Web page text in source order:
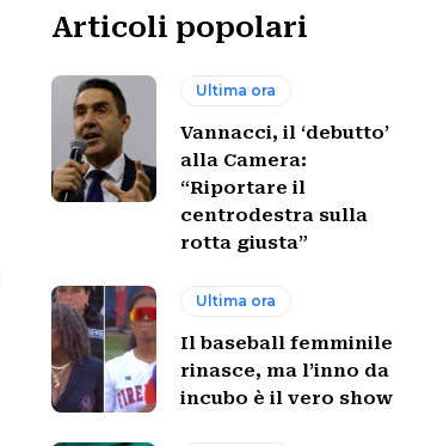
Articoli popolari
Ultima ora
Vannacci, il ‘debutto’
alla Camera:
“Riportare il
centrodestra sulla
rotta giusta”
Ultima ora
Il baseball femminile
rinasce, ma l’inno da
incubo è il vero show